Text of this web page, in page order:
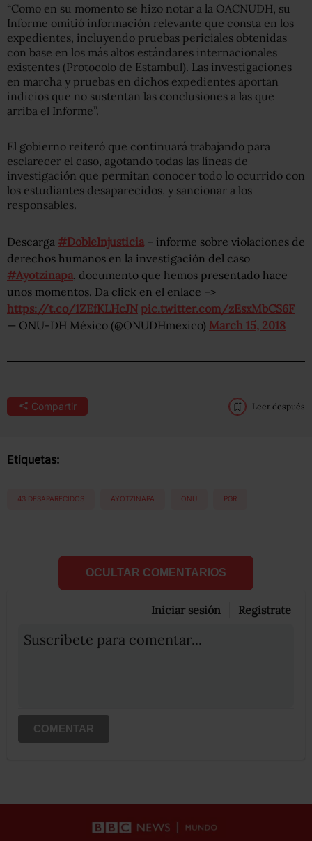
“Como en su momento se hizo notar a la OACNUDH, su
Informe omitió información relevante que consta en los
expedientes, incluyendo pruebas periciales obtenidas
con base en los más altos estándares internacionales
existentes (Protocolo de Estambul). Las investigaciones
en marcha y pruebas en dichos expedientes aportan
indicios que no sustentan las conclusiones a las que
arriba el Informe”.
El gobierno reiteró que continuará trabajando para
esclarecer el caso, agotando todas las líneas de
investigación que permitan conocer todo lo ocurrido con
los estudiantes desaparecidos, y sancionar a los
responsables.
Descarga #DobleInjusticia – informe sobre violaciones de
derechos humanos en la investigación del caso
#Ayotzinapa , documento que hemos presentado hace
unos momentos. Da click en el enlace –>
https://t.co/1ZEfKLHcJN pic.twitter.com/zEsxMbCS6F
— ONU-DH México (@ONUDHmexico) March 15, 2018
Compartir Leer después
Etiquetas:
43 DESAPARECIDOS AYOTZINAPA ONU PGR
OCULTAR COMENTARIOS
Iniciar sesión Registrate
Suscribete para comentar...
COMENTAR